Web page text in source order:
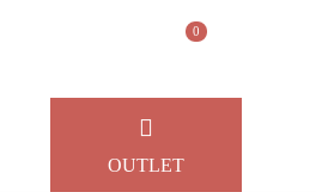
0
OUTLET